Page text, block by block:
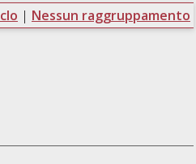
| Nessun raggruppamento